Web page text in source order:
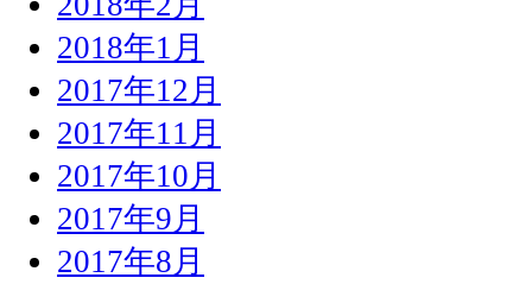
2018年1月
2017年12月
2017年11月
2017年10月
2017年9月
2017年8月